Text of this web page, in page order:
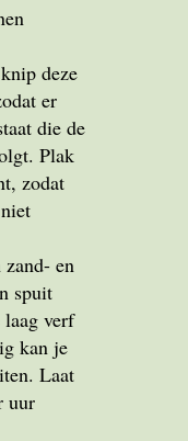
deze
er
die de
Plak
zodat
en
spuit
verf
kan je
Laat
uur